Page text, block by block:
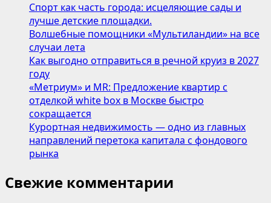
и
до
края
Спорт как часть города: исцеляющие сады и
лучше детские площадки.
Волшебные помощники «Мультиландии» на все
случаи лета
Как выгодно отправиться в речной круиз в 2027
году
«Метриум» и MR: Предложение квартир с
отделкой white box в Москве быстро
сокращается
Курортная недвижимость — одно из главных
направлений перетока капитала с фондового
рынка
Свежие комментарии